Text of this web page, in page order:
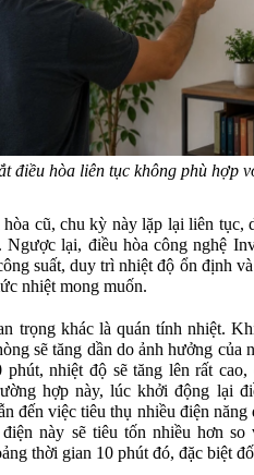
điều hòa liên tục không phù hợp
hòa cũ, chu kỳ này lặp lại liên tục,
Ngược lại, điều hòa công nghệ
suất, duy trì nhiệt độ ổn định
nhiệt mong muốn.
trọng khác là quán tính nhiệt.
sẽ tăng dần do ảnh hưởng của
nhiệt độ sẽ tăng lên rất
hợp này, lúc khởi động lại
đến việc tiêu thụ nhiều điện năng
này sẽ tiêu tốn nhiều hơn
thời gian 10 phút đó, đặc biệt